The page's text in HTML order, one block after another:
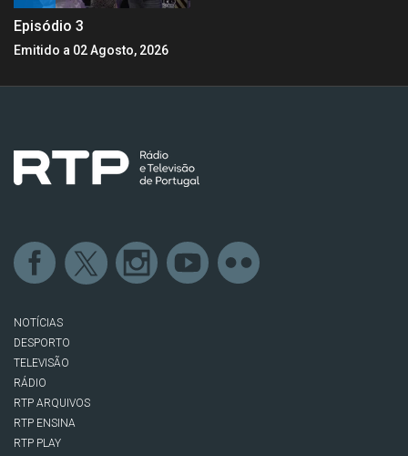
Episódio 3
Emitido a 02 Agosto, 2026
NOTÍCIAS
DESPORTO
TELEVISÃO
RÁDIO
RTP ARQUIVOS
RTP ENSINA
RTP PLAY